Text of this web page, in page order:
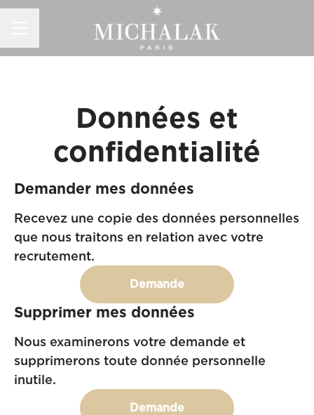
MENU CARRIÈRE
Données et
confidentialité
Demander mes données
Recevez une copie des données personnelles
que nous traitons en relation avec votre
recrutement.
Demande
Supprimer mes données
Nous examinerons votre demande et
supprimerons toute donnée personnelle
inutile.
Demande